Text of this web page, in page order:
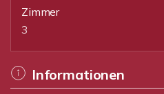
Zimmer
3
Informationen